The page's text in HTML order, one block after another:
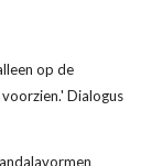
op de
Dialogus